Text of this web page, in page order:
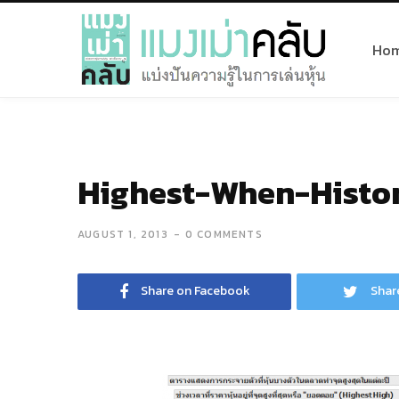
Highest-When-
AUGUST 1, 2013 0 COMMENTS
Share on Facebook